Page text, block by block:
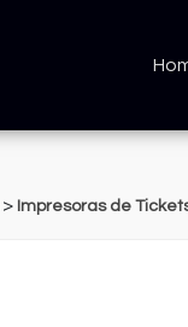
> Impresoras de